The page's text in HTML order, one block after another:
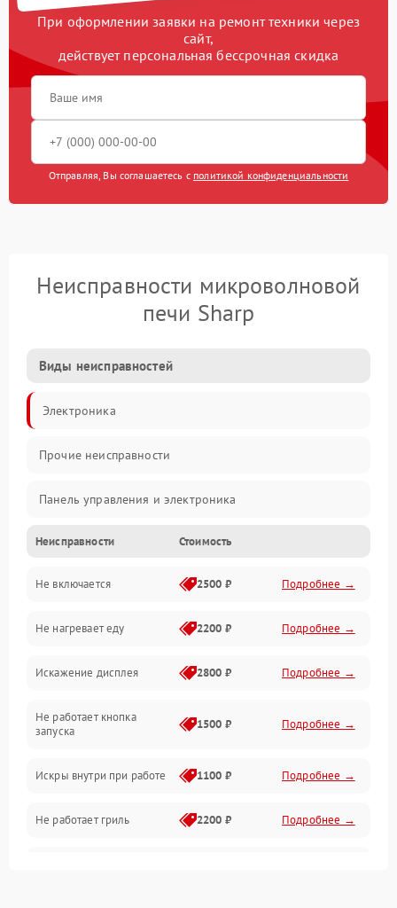
При оформлении заявки на ремонт техники через
сайт,
действует персональная бессрочная скидка
Отправляя, Вы соглашаетесь с политикой конфиденциальности
Неисправности микроволновой
печи Sharp
Виды неисправностей
Электроника
Прочие неисправности
Панель управления и электроника
Дверца и корпус
Механика и внутренние элементы
Механические повреждения
Питание и запуск
Нагрев и приготовление
Программное обеспечение
Неисправности Стоимость
Не включается 2500 ₽ Подробнее →
Не нагревает еду 2200 ₽ Подробнее →
Искажение дисплея 2800 ₽ Подробнее →
Не работает кнопка
запуска
1500 ₽ Подробнее →
Искры внутри при работе 1100 ₽ Подробнее →
Не работает гриль 2200 ₽ Подробнее →